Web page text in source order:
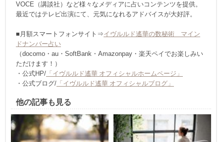
VOCE（講談社）など様々なメディアに占いコンテンツを提供。
最近ではテレビ出演にて、元気になれるアドバイスが大好評。
■月額スマートフォンサイト⇒イヴルルド遙華の数秘術 マイン
ドナンバー占い
（docomo・au・SoftBank・Amazonpay・楽天ペイでお楽しみい
ただけます！）
・公式HP/ 「イヴルルド遙華 オフィシャルホームページ」
・公式ブログ/ 「イヴルルド遙華 オフィシャルブログ」
他の記事も見る